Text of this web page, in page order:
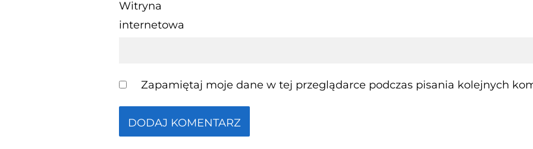
Witryna
internetowa
Zapamiętaj moje dane w tej przeglądarce podczas pisania kolejnych